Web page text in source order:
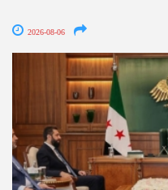
2026-08-06